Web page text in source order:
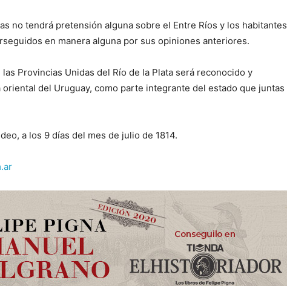
no tendrá pretensión alguna sobre el Entre Ríos y los habitantes
en manera alguna por sus opiniones anteriores.
Provincias Unidas del Río de la Plata será reconocido y
del Uruguay, como parte integrante del estado que juntas
a los 9 días del mes de julio de 1814.